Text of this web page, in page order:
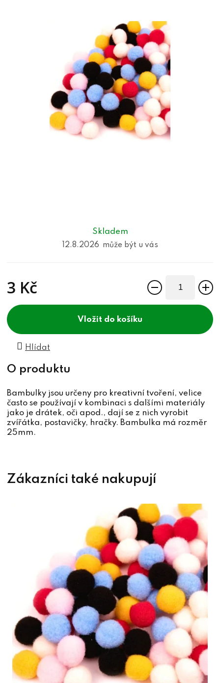
Skladem
12.8.2026
3 Kč
do košíku
Hlídat
Bambulky jsou určeny pro kreativní tvoření, velice
často se používají v kombinaci s dalšími materiály
jako je drátek, oči apod., dají se z nich vyrobit
zvířátka, postavičky, hračky. Bambulka má rozměr
25mm.